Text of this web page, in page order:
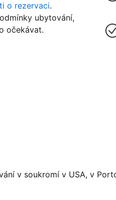
o rezervaci.
ubytování,
očekávat.
už dnes
v soukromí v USA, v